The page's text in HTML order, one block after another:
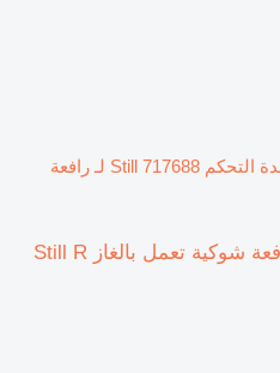
وحدة التحكم Still 717688 لـ رافعة
وحدة التحكم Still 717688 لـ رافعة شوكية تعمل بالغاز Still R